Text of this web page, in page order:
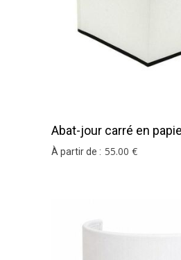
Abat-jour carré en
blanc
À partir de : 55.00 €